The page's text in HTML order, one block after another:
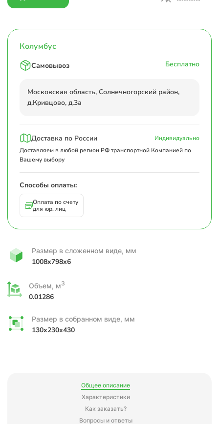
Колумбус
Самовывоз Бесплатно
Московская область, Солнечногорский район,
д.Кривцово, д.3а
Доставка по России
Индивидуально
Доставляем в любой регион РФ транспортной Компанией по
Вашему выбору
Способы оплаты:
Оплата по счету
для юр. лиц
Размер в сложенном виде, мм
1008x798x6
Объем, м3
0.01286
Размер в собранном виде, мм
130x230x430
Общее описание
Характеристики
Как заказать?
Вопросы и ответы